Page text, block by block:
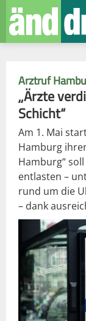
Arztruf
„Ärzte
Schicht“
Am 1. Mai
Hamburg
Hamburg“
entlasten –
rund um die
– dank